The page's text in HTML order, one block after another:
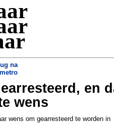
na
bloemenveld kan de
Instagrammers niet aan»
en
wens
wens om gearresteerd te worden in